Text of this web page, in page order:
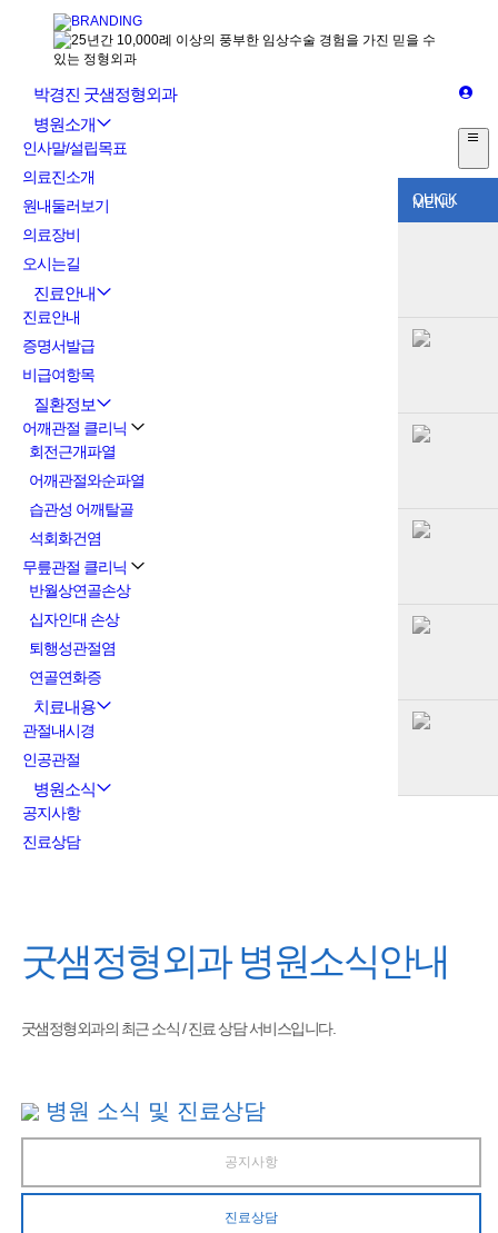
QUICK
MENU
박경진 굿샘정형외과
병원소개
인사말/설립목표
의료진소개
원내둘러보기
의료장비
오시는길
진료안내
진료안내
증명서발급
비급여항목
질환정보
어깨관절 클리닉
회전근개파열
어깨관절와순파열
습관성 어깨탈골
석회화건염
무릎관절 클리닉
반월상연골손상
십자인대 손상
퇴행성관절염
연골연화증
치료내용
관절내시경
인공관절
병원소식
공지사항
진료상담
굿샘정형외과병원소식안내
굿샘정형외과의 최근 소식 / 진료 상담 서비스입니다.
병원 소식 및 진료상담
공지사항
진료상담